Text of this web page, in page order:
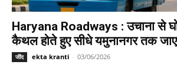
Haryana Roadways : उचाना से
कैथल होते हुए सीधे यमुनानगर तक
जींद ekta kranti - 03/06/2026